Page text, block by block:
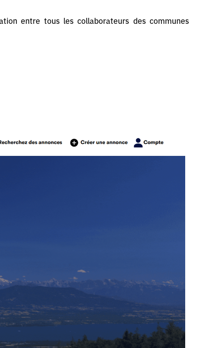
entre tous les collaborateurs des communes